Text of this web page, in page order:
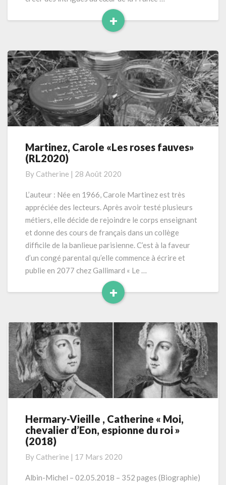
+
Read
Martinez,
Carole
roses
fauves»
Martinez, Carole «Les roses fauves»
(RL2020)
By Catherine | 28 Août 2020
L’auteur : Née en 1966, Carole Martinez est très
appréciée des lecteurs. Après avoir testé plusieurs
métiers, elle décide de rejoindre le corps enseignant
et donne des cours de français dans un collège
difficile de la banlieue parisienne. C’est à la faveur
d’un congé parental qu’elle commence à écrire et
publie en 2077 chez Gallimard « Le …
+
Read
Hermary-
Vieille
,
« Moi,
chevalier
Hermary-Vieille , Catherine « Moi,
chevalier d’Eon, espionne du roi »
(2018)
By Catherine | 17 Mars 2020
Albin-Michel – 02.05.2018 – 352 pages (Biographie)